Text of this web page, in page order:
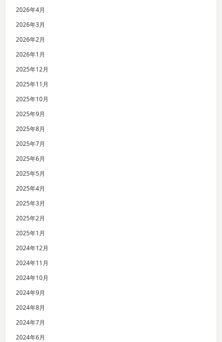
2026年4月
2026年3月
2026年2月
2026年1月
2025年12月
2025年11月
2025年10月
2025年9月
2025年8月
2025年7月
2025年6月
2025年5月
2025年4月
2025年3月
2025年2月
2025年1月
2024年12月
2024年11月
2024年10月
2024年9月
2024年8月
2024年7月
2024年6月